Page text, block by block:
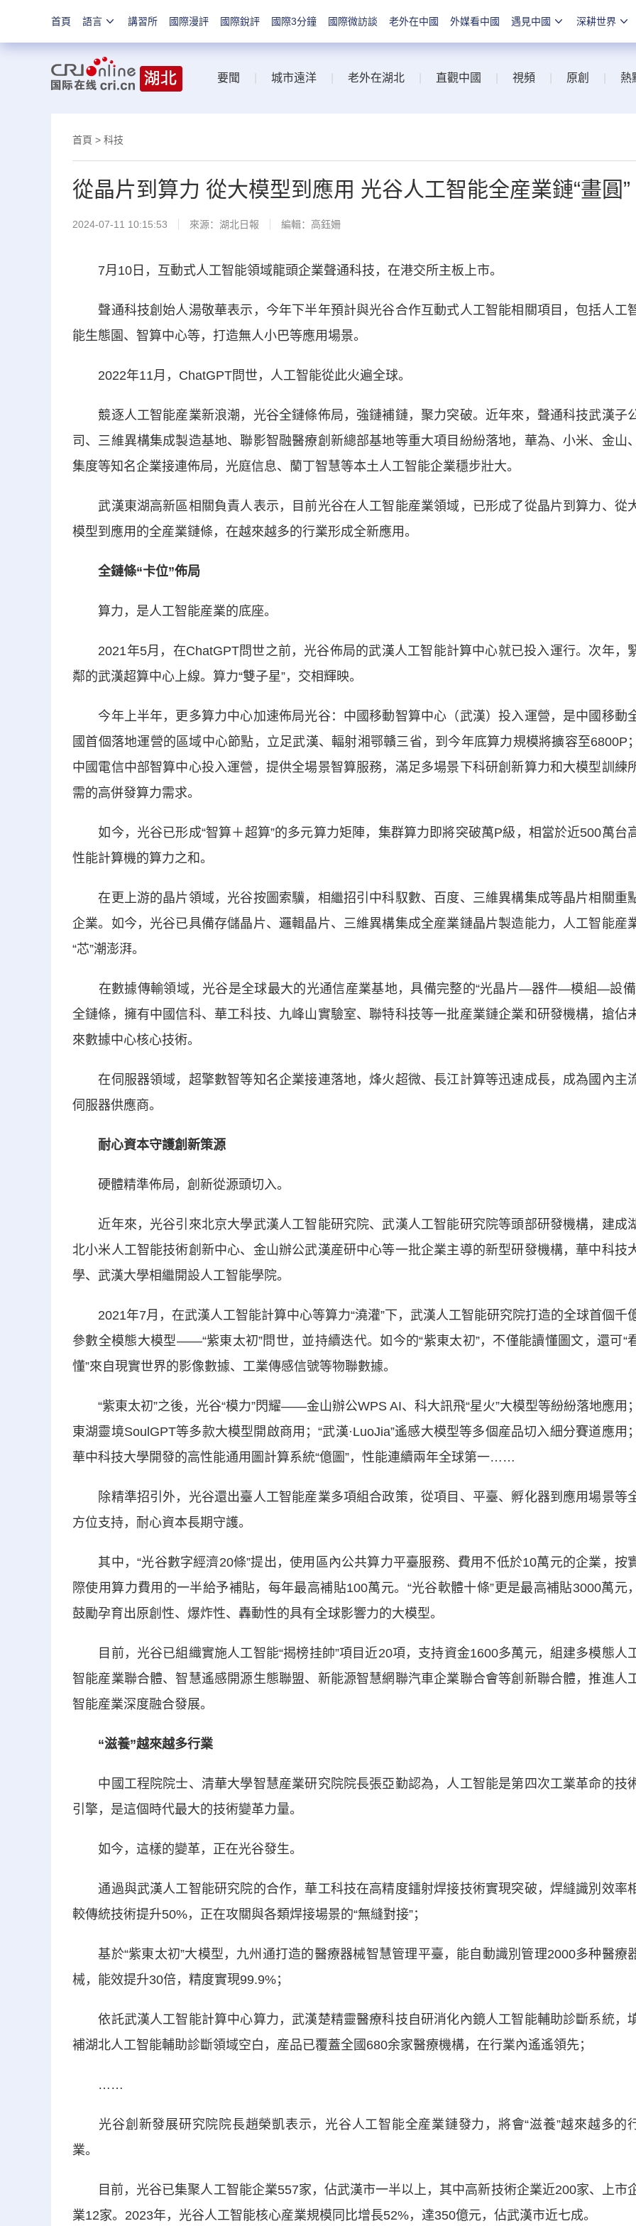
首頁 語言 講習所 國際漫評 國際銳評 國際3分鐘 國際微訪談 老外在中國 外媒看中國 遇見中國 深耕世界
要聞 城市遠洋 老外在湖北 直觀中國 視頻 原創 熱
首頁 > 科技
從晶片到算力 從大模型到應用 光谷人工智能全産業鏈“畫圓”
2024-07-11 10:15:53 來源： 湖北日報 編輯：高鈺姍
7月10日，互動式人工智能領域龍頭企業聲通科技，在港交所主板上市。
聲通科技創始人湯敬華表示，今年下半年預計與光谷合作互動式人工智能相關項目，包括人工
能生態園、智算中心等，打造無人小巴等應用場景。
2022年11月，ChatGPT問世，人工智能從此火遍全球。
競逐人工智能産業新浪潮，光谷全鏈條佈局，強鏈補鏈，聚力突破。近年來，聲通科技武漢子
司、三維異構集成製造基地、聯影智融醫療創新總部基地等重大項目紛紛落地，華為、小米、金山、
集度等知名企業接連佈局，光庭信息、蘭丁智慧等本土人工智能企業穩步壯大。
武漢東湖高新區相關負責人表示，目前光谷在人工智能産業領域，已形成了從晶片到算力、從
模型到應用的全産業鏈條，在越來越多的行業形成全新應用。
全鏈條“卡位”佈局
算力，是人工智能産業的底座。
2021年5月，在ChatGPT問世之前，光谷佈局的武漢人工智能計算中心就已投入運行。次年，
鄰的武漢超算中心上線。算力“雙子星”，交相輝映。
今年上半年，更多算力中心加速佈局光谷：中國移動智算中心（武漢）投入運營，是中國移動
國首個落地運營的區域中心節點，立足武漢、輻射湘鄂贛三省，到今年底算力規模將擴容至6800P；
中國電信中部智算中心投入運營，提供全場景智算服務，滿足多場景下科研創新算力和大模型訓練
需的高併發算力需求。
如今，光谷已形成“智算＋超算”的多元算力矩陣，集群算力即將突破萬P級，相當於近500萬台
性能計算機的算力之和。
在更上游的晶片領域，光谷按圖索驥，相繼招引中科馭數、百度、三維異構集成等晶片相關重
企業。如今，光谷已具備存儲晶片、邏輯晶片、三維異構集成全産業鏈晶片製造能力，人工智能産
“芯”潮澎湃。
在數據傳輸領域，光谷是全球最大的光通信産業基地，具備完整的“光晶片—器件—模組—設備
全鏈條，擁有中國信科、華工科技、九峰山實驗室、聯特科技等一批産業鏈企業和研發機構，搶佔
來數據中心核心技術。
在伺服器領域，超擎數智等知名企業接連落地，烽火超微、長江計算等迅速成長，成為國內主
伺服器供應商。
耐心資本守護創新策源
硬體精準佈局，創新從源頭切入。
近年來，光谷引來北京大學武漢人工智能研究院、武漢人工智能研究院等頭部研發機構，建成
北小米人工智能技術創新中心、金山辦公武漢産研中心等一批企業主導的新型研發機構，華中科技
學、武漢大學相繼開設人工智能學院。
2021年7月，在武漢人工智能計算中心等算力“澆灌”下，武漢人工智能研究院打造的全球首個千
參數全模態大模型——“紫東太初”問世，並持續迭代。如今的“紫東太初”，不僅能讀懂圖文，還可“
懂”來自現實世界的影像數據、工業傳感信號等物聯數據。
“紫東太初”之後，光谷“模力”閃耀——金山辦公WPS AI、科大訊飛“星火”大模型等紛紛落地應用；
東湖靈境SoulGPT等多款大模型開啟商用；“武漢·LuoJia”遙感大模型等多個産品切入細分賽道應用；
華中科技大學開發的高性能通用圖計算系統“億圖”，性能連續兩年全球第一……
除精準招引外，光谷還出臺人工智能産業多項組合政策，從項目、平臺、孵化器到應用場景等
方位支持，耐心資本長期守護。
其中，“光谷數字經濟20條”提出，使用區內公共算力平臺服務、費用不低於10萬元的企業，按
際使用算力費用的一半給予補貼，每年最高補貼100萬元。“光谷軟體十條”更是最高補貼3000萬元，
鼓勵孕育出原創性、爆炸性、轟動性的具有全球影響力的大模型。
目前，光谷已組織實施人工智能“揭榜挂帥”項目近20項，支持資金1600多萬元，組建多模態人
智能産業聯合體、智慧遙感開源生態聯盟、新能源智慧網聯汽車企業聯合會等創新聯合體，推進人
智能産業深度融合發展。
“滋養”越來越多行業
中國工程院院士、清華大學智慧産業研究院院長張亞勤認為，人工智能是第四次工業革命的技
引擎，是這個時代最大的技術變革力量。
如今，這樣的變革，正在光谷發生。
通過與武漢人工智能研究院的合作，華工科技在高精度鐳射焊接技術實現突破，焊縫識別效率
較傳統技術提升50%，正在攻關與各類焊接場景的“無縫對接”；
基於“紫東太初”大模型，九州通打造的醫療器械智慧管理平臺，能自動識別管理2000多种醫療
械，能效提升30倍，精度實現99.9%；
依託武漢人工智能計算中心算力，武漢楚精靈醫療科技自研消化內鏡人工智能輔助診斷系統，
補湖北人工智能輔助診斷領域空白，産品已覆蓋全國680余家醫療機構，在行業內遙遙領先；
……
光谷創新發展研究院院長趙榮凱表示，光谷人工智能全産業鏈發力，將會“滋養”越來越多的
業。
目前，光谷已集聚人工智能企業557家，佔武漢市一半以上，其中高新技術企業近200家、上市
業12家。2023年，光谷人工智能核心産業規模同比增長52%，達350億元，佔武漢市近七成。